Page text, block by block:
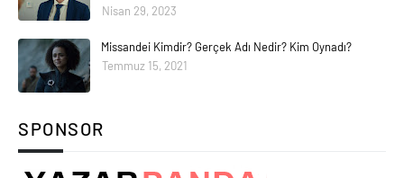
Nisan 29, 2023
Missandei Kimdir? Gerçek Adı Nedir? Kim Oynadı?
Temmuz 15, 2021
SPONSOR